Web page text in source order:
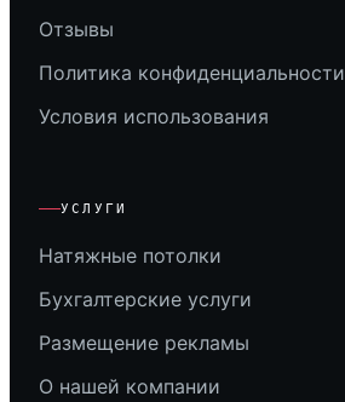
Отзывы
Политика конфиденциальности
Условия использования
УСЛУГИ
Натяжные потолки
Бухгалтерские услуги
Размещение рекламы
О нашей компании